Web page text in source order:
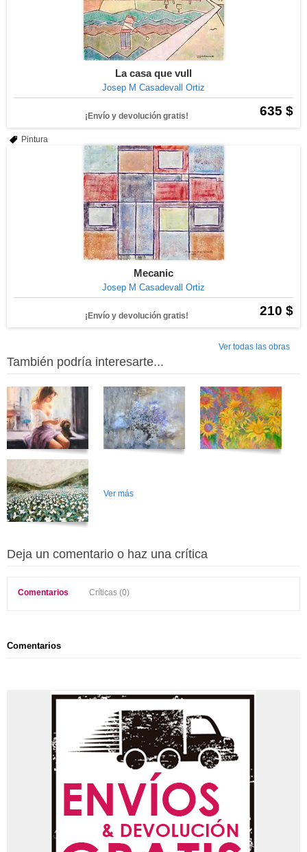
La casa que vull
Josep M Casadevall Ortiz
635 $
¡Envío y devolución gratis!
Pintura
Mecanic
Josep M Casadevall Ortiz
210 $
¡Envío y devolución gratis!
Ver todas las obras
También podría interesarte...
Ver más
Deja un comentario o haz una crítica
Comentarios Críticas (0)
Comentarios